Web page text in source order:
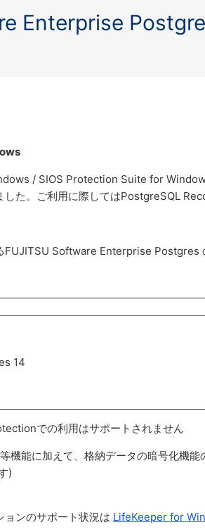
Enterprise
/ SIOS Protection Suite for
した。ご利用に際してはPostgreSQL
FUJITSU Software Enterprise Postgres
14
での利用はサポートされません
機能に加えて、格納データの暗号化機
)
ョンのサポート状況は LifeKeeper for